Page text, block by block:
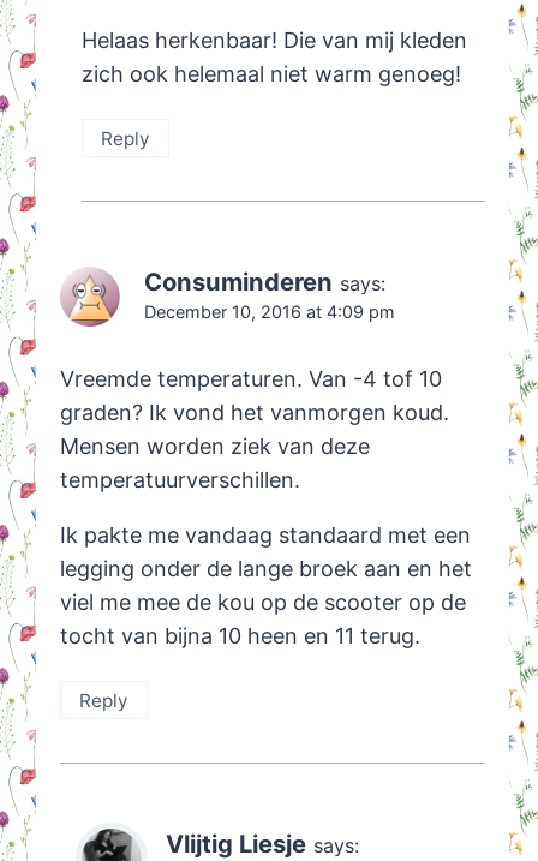
Helaas herkenbaar! Die van mij kleden
zich ook helemaal niet warm genoeg!
Reply
Consuminderen says:
December 10, 2016 at 4:09 pm
Vreemde temperaturen. Van -4 tof 10
graden? Ik vond het vanmorgen koud.
Mensen worden ziek van deze
temperatuurverschillen.
Ik pakte me vandaag standaard met een
legging onder de lange broek aan en het
viel me mee de kou op de scooter op de
tocht van bijna 10 heen en 11 terug.
Reply
Vlijtig Liesje says: